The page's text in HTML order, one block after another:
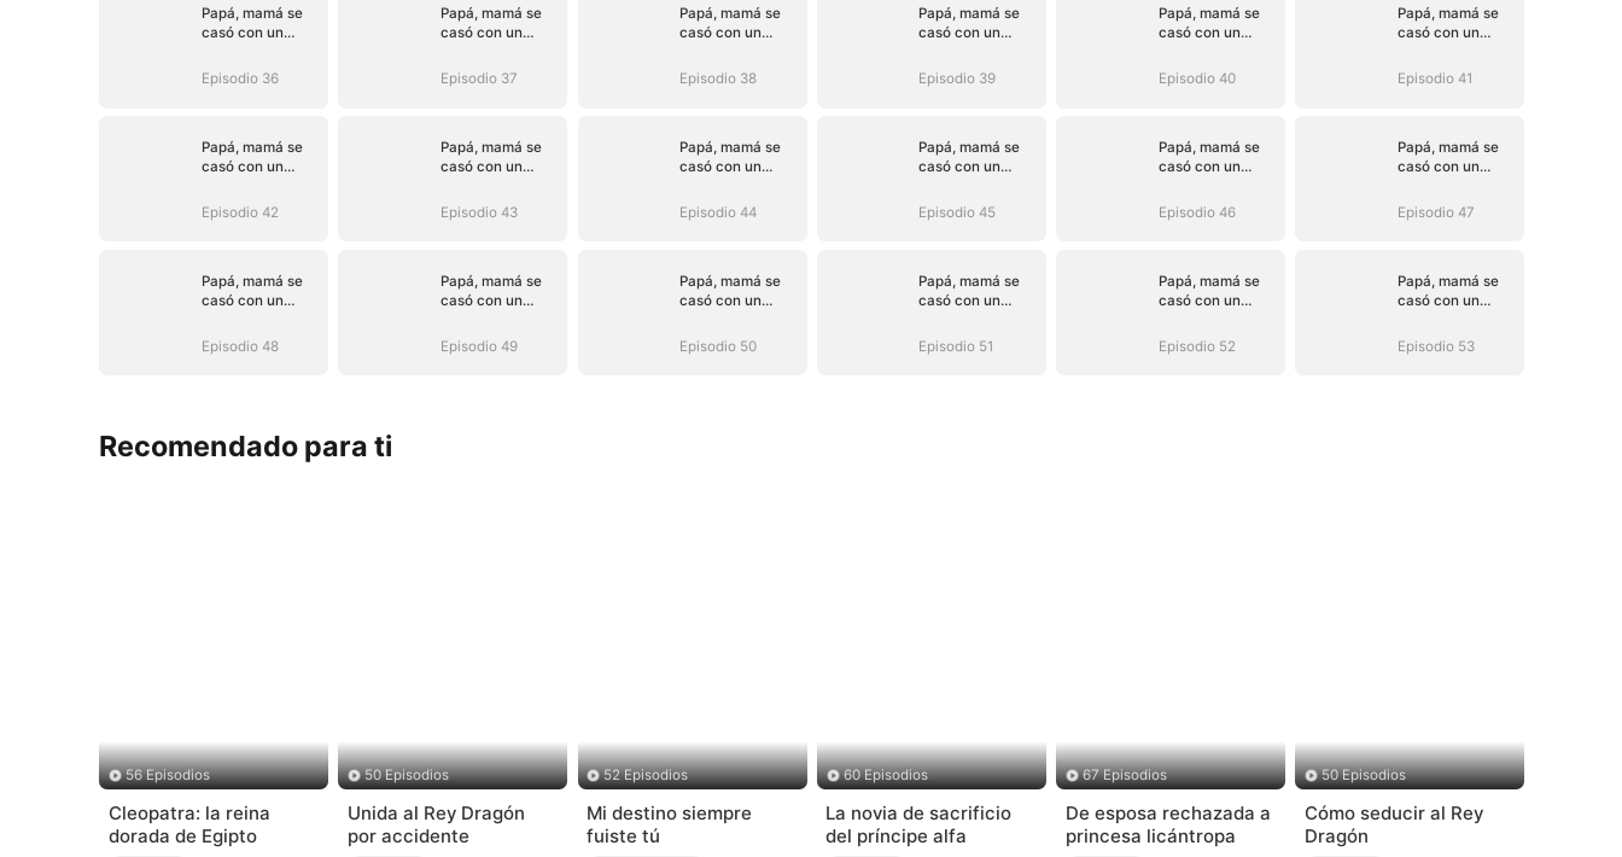
Papá, mamá se
casó con un
(Doblado)
Episodio 36
Papá, mamá se
casó con un
(Doblado)
Episodio 37
Papá, mamá se
casó con un
(Doblado)
Episodio 38
Papá, mamá se
casó con un
(Doblado)
Episodio 39
Papá, mamá se
casó con un
(Doblado)
Episodio 40
Papá, mamá se
casó con un
(Doblado)
Episodio 41
Papá, mamá se
casó con un
(Doblado)
Episodio 42
Papá, mamá se
casó con un
(Doblado)
Episodio 43
Papá, mamá se
casó con un
(Doblado)
Episodio 44
Papá, mamá se
casó con un
(Doblado)
Episodio 45
Papá, mamá se
casó con un
(Doblado)
Episodio 46
Papá, mamá se
casó con un
(Doblado)
Episodio 47
Papá, mamá se
casó con un
(Doblado)
Episodio 48
Papá, mamá se
casó con un
(Doblado)
Episodio 49
Papá, mamá se
casó con un
(Doblado)
Episodio 50
Papá, mamá se
casó con un
(Doblado)
Episodio 51
Papá, mamá se
casó con un
(Doblado)
Episodio 52
Papá, mamá se
casó con un
(Doblado)
Episodio 53
Recomendado para ti
56 Episodios
Cleopatra: la reina
dorada de Egipto
50 Episodios
Unida al Rey Dragón
por accidente
52 Episodios
Mi destino siempre
fuiste tú
60 Episodios
La novia de sacrificio
del príncipe alfa
67 Episodios
De esposa rechazada a
princesa licántropa
50 Episodios
Cómo seducir al Rey
Dragón